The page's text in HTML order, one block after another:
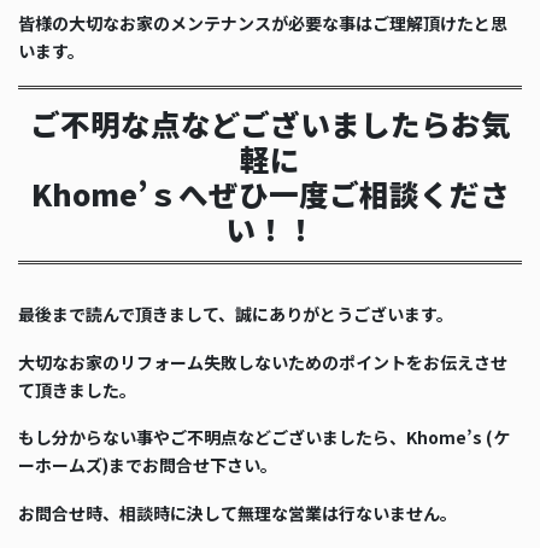
皆様の大切なお家のメンテナンスが必要な事はご理解頂けたと思
います。
ご不明な点などございましたらお気
軽に
Khome’ｓへぜひ一度ご相談くださ
い！！
最後まで読んで頂きまして、誠にありがとうございます。
大切なお家のリフォーム失敗しないためのポイントをお伝えさせ
て頂きました。
もし分からない事やご不明点などございましたら、Khome’s (ケ
ーホームズ)までお問合せ下さい。
お問合せ時、相談時に決して無理な営業は行ないません。